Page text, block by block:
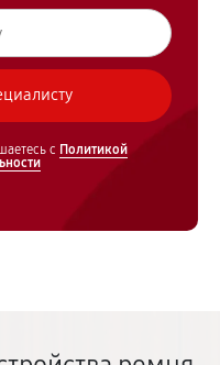
с Политикой